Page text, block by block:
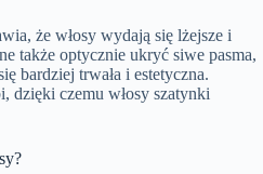
że włosy wydają się lżejsze i
także optycznie ukryć siwe pasma,
bardziej trwała i estetyczna.
dzięki czemu włosy szatynki